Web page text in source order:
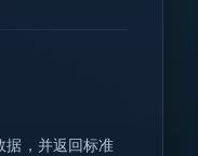
据，并返回标准